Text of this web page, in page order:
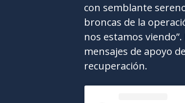
con semblante
broncas de la
nos estamos
mensajes de apoyo
recuperación.